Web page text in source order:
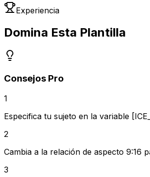
Experiencia
Domina Esta Plantilla
Consejos Pro
1
Especifica tu sujeto en la variable
2
Cambia a la relación de aspecto 9:16
3